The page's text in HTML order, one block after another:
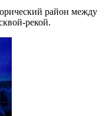
район между
рекой.